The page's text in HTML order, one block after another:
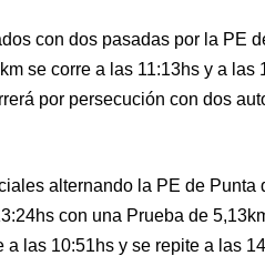
con dos pasadas por la PE
se corre a las 11:13hs y a las
por persecución con dos
alternando la PE de Punta
con una Prueba de
las 10:51hs y se repite a las